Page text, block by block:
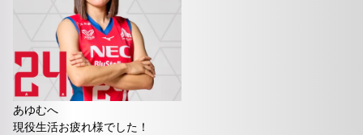
あゆむへ
現役生活お疲れ様でした！